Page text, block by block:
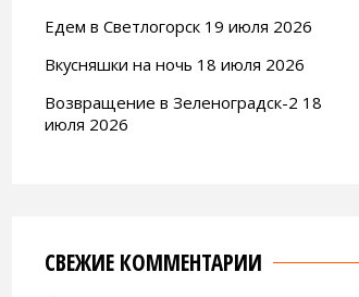
Едем в Светлогорск 19 июля 2026
Вкусняшки на ночь 18 июля 2026
Возвращение в Зеленоградск-2 18
июля 2026
СВЕЖИЕ КОММЕНТАРИИ